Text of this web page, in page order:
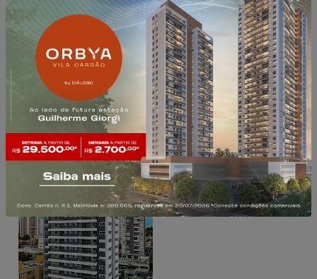
também achou
esses aqui:
Pronto para morar